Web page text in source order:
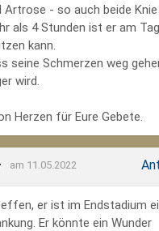
Artrose - so auch beide Knie
als 4 Stunden ist er am
kann.
seine Schmerzen weg
wird.
Herzen für Eure Gebete.
am 11.05.2022
er ist im Endstadium
Er könnte ein Wunder